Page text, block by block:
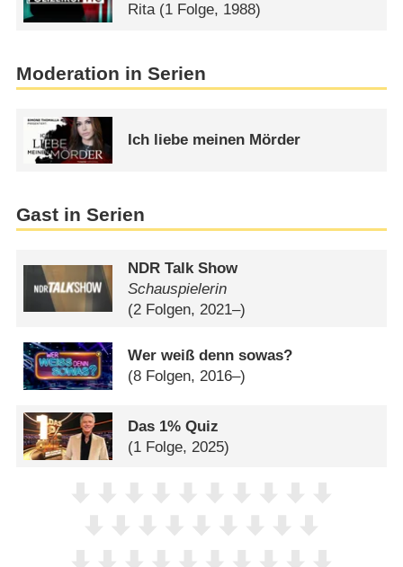
Rita (1 Folge, 1988)
Moderation in Serien
Ich liebe meinen Mörder
Gast in Serien
NDR Talk Show
Schauspielerin
(2 Folgen, 2021–)
Wer weiß denn sowas?
(8 Folgen, 2016–)
Das 1% Quiz
(1 Folge, 2025)